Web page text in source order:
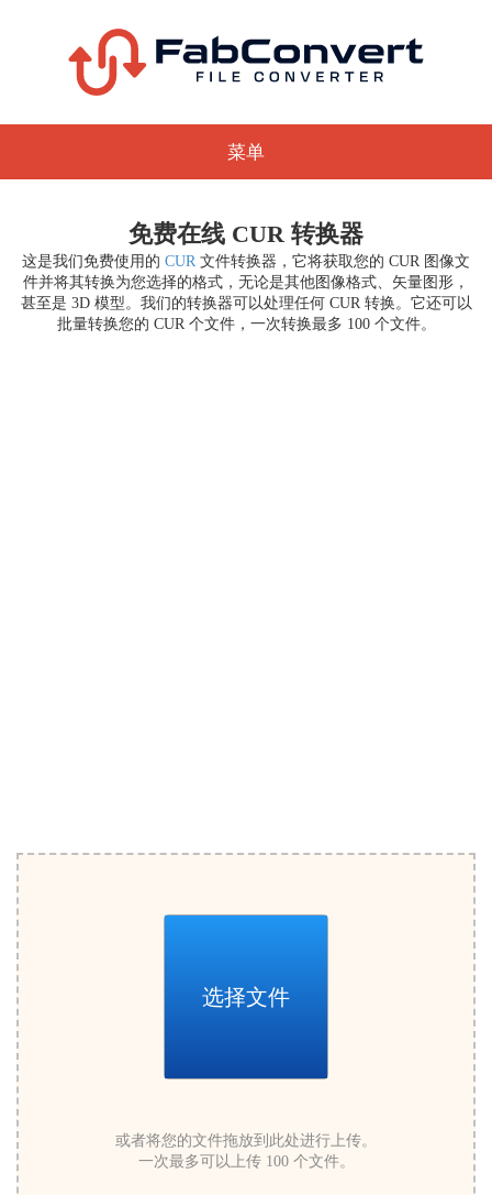
菜单
免费在线 CUR 转换器
这是我们免费使用的 CUR 文件转换器，它将获取您的 CUR 图像文
件并将其转换为您选择的格式，无论是其他图像格式、矢量图形，
甚至是 3D 模型。我们的转换器可以处理任何 CUR 转换。它还可以
批量转换您的 CUR 个文件，一次转换最多 100 个文件。
选择文件
或者将您的文件拖放到此处进行上传。
一次最多可以上传 100 个文件。